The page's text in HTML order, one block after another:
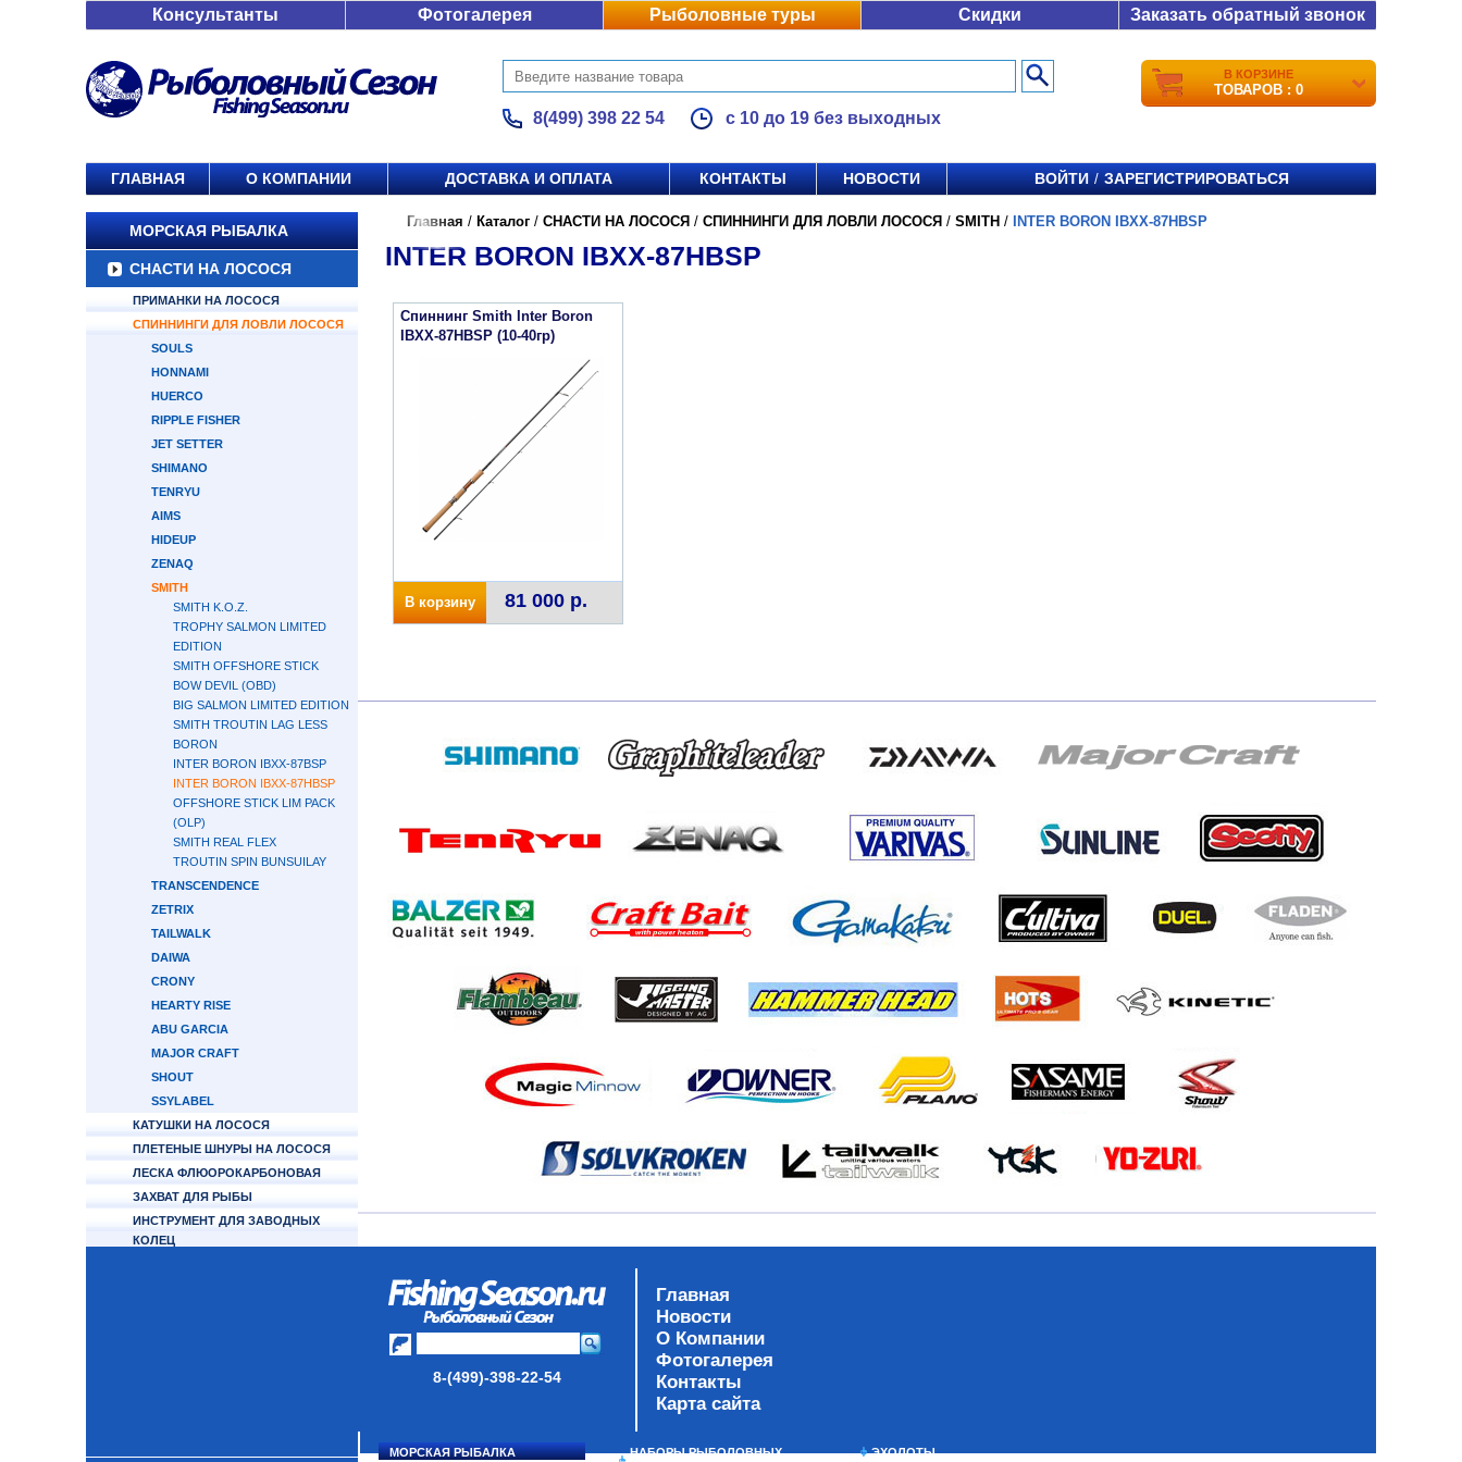
Консультанты Фотогалерея Рыболовные туры Скидки Заказать обратный звонок
8(499) 398 22 54 с 10 до 19 без выходных
В КОРЗИНЕ
ТОВАРОВ : 0
ГЛАВНАЯ О КОМПАНИИ ДОСТАВКА И ОПЛАТА КОНТАКТЫ НОВОСТИ ВОЙТИ / ЗАРЕГИСТРИРОВАТЬСЯ
МОРСКАЯ РЫБАЛКА
СНАСТИ НА ЛОСОСЯ
ПРИМАНКИ НА ЛОСОСЯ
СПИННИНГИ ДЛЯ ЛОВЛИ ЛОСОСЯ
SOULS
HONNAMI
HUERCO
RIPPLE FISHER
JET SETTER
SHIMANO
TENRYU
AIMS
HIDEUP
ZENAQ
SMITH
SMITH K.O.Z.
TROPHY SALMON LIMITED
EDITION
SMITH OFFSHORE STICK
BOW DEVIL (OBD)
BIG SALMON LIMITED EDITION
SMITH TROUTIN LAG LESS
BORON
INTER BORON IBXX-87BSP
INTER BORON IBXX-87HBSP
OFFSHORE STICK LIM PACK
(OLP)
SMITH REAL FLEX
TROUTIN SPIN BUNSUILAY
TRANSCENDENCE
ZETRIX
TAILWALK
DAIWA
CRONY
HEARTY RISE
ABU GARCIA
MAJOR CRAFT
SHOUT
SSYLABEL
КАТУШКИ НА ЛОСОСЯ
ПЛЕТЕНЫЕ ШНУРЫ НА ЛОСОСЯ
ЛЕСКА ФЛЮОРОКАРБОНОВАЯ
ЗАХВАТ ДЛЯ РЫБЫ
ИНСТРУМЕНТ ДЛЯ ЗАВОДНЫХ
КОЛЕЦ
Главная / Каталог / СНАСТИ НА ЛОСОСЯ / СПИННИНГИ ДЛЯ ЛОВЛИ ЛОСОСЯ / SMITH / INTER BORON IBXX-87HBSP
INTER BORON IBXX-87HBSP
Спиннинг Smith Inter Boron
IBXX-87HBSP (10-40гр)
В корзину 81 000 р.
8-(499)-398-22-54
Главная
Новости
О Компании
Фотогалерея
Контакты
Карта сайта
МОРСКАЯ РЫБАЛКА
НАБОРЫ РЫБОЛОВНЫХ
ЭХОЛОТЫ